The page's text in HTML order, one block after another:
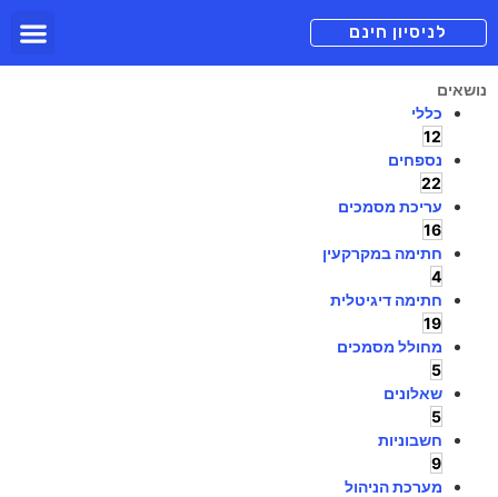
לניסיון חינם
נושאים
כללי
12
נספחים
22
עריכת מסמכים
16
חתימה במקרקעין
4
חתימה דיגיטלית
19
מחולל מסמכים
5
שאלונים
5
חשבוניות
9
מערכת הניהול